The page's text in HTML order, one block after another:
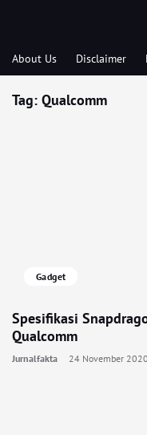
About Us Disclaimer
Tag: Qualcomm
Gadget
Spesifikasi
Qualcomm
Jurnalfakta 24 November 2020